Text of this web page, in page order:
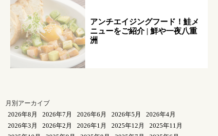
アンチエイジングフード！鮭メ
ニューをご紹介 | 鮮や一夜八重
洲
月別アーカイブ
2026年8月
2026年7月 2026年6月 2026年5月
2026年4月
2026年3月
2026年2月 2026年1月 2025年12月
2025年11月